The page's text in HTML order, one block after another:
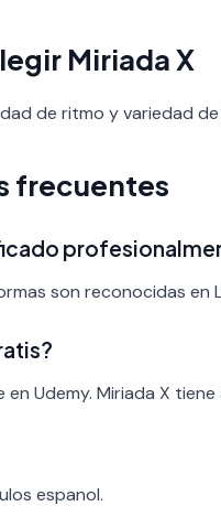
Miriada X
de ritmo y variedad
frecuentes
son reconocidas en
en Udemy. Miriada X tiene
espanol.